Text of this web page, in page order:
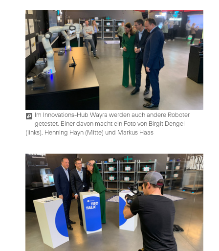
Im Innovations-Hub Wayra werden auch andere Roboter
getestet. Einer davon macht ein Foto von Birgit Dengel
(links), Henning Hayn (Mitte) und Markus Haas